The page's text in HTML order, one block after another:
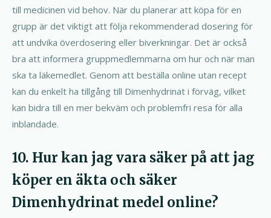
till medicinen vid behov. När du planerar att köpa för en
grupp är det viktigt att följa rekommenderad dosering för
att undvika överdosering eller biverkningar. Det är också
bra att informera gruppmedlemmarna om hur och när man
ska ta läkemedlet. Genom att beställa online utan recept
kan du enkelt ha tillgång till Dimenhydrinat i förväg, vilket
kan bidra till en mer bekväm och problemfri resa för alla
inblandade.
10. Hur kan jag vara säker på att jag
köper en äkta och säker
Dimenhydrinat medel online?